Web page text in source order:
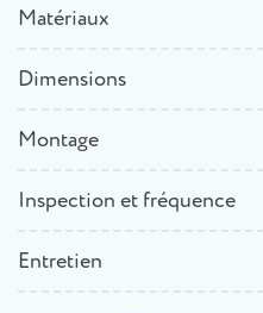
Matériaux
Dimensions
Montage
Inspection et fréquence
Entretien